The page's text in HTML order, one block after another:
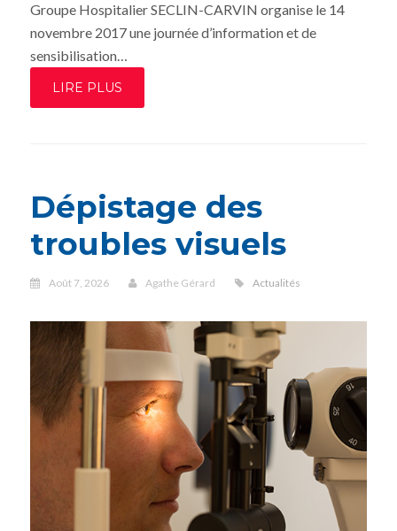
Groupe Hospitalier SECLIN-CARVIN organise le 14
novembre 2017 une journée d’information et de
sensibilisation…
LIRE PLUS
Dépistage des
troubles visuels
Août 7, 2026 Agathe Gérard Actualités